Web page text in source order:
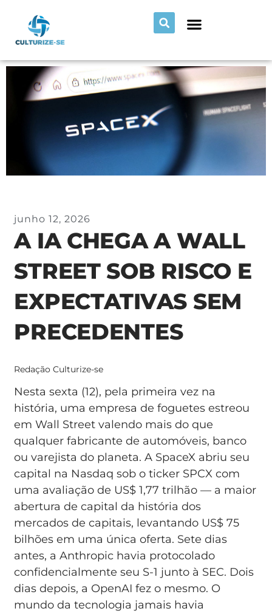
junho 12, 2026
A IA CHEGA A WALL
STREET SOB RISCO E
EXPECTATIVAS SEM
PRECEDENTES
Redação Culturize-se
Nesta sexta (12), pela primeira vez na
história, uma empresa de foguetes estreou
em Wall Street valendo mais do que
qualquer fabricante de automóveis, banco
ou varejista do planeta. A SpaceX abriu seu
capital na Nasdaq sob o ticker SPCX com
uma avaliação de US$ 1,77 trilhão — a maior
abertura de capital da história dos
mercados de capitais, levantando US$ 75
bilhões em uma única oferta. Sete dias
antes, a Anthropic havia protocolado
confidencialmente seu S-1 junto à SEC. Dois
dias depois, a OpenAI fez o mesmo. O
mundo da tecnologia jamais havia